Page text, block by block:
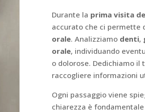
Durante la prima visita
accurato che ci permette
orale. Analizziamo denti,
orale, individuando
o dolorose. Dedichiamo il
raccogliere informazioni
Ogni passaggio viene
chiarezza è